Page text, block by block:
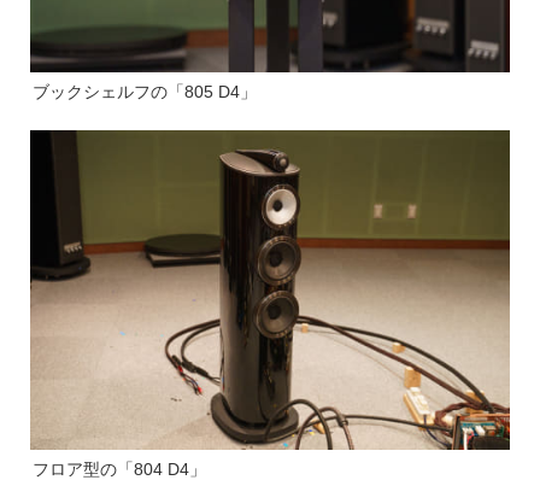
ブックシェルフの「805 D4」
フロア型の「804 D4」